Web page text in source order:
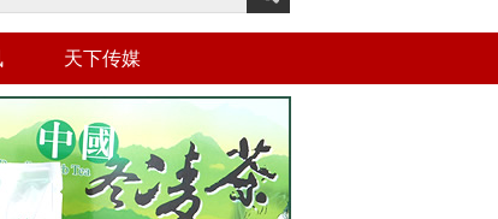
天下传媒